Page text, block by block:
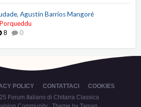
Agustín Barrios Mangoré
8
0
POLICY CONTATTACI
COOKIES
Forum Italiano di Chitarra Classica